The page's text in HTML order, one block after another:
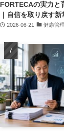
FORTECAの実力と
｜自信を取り戻す新
2026-06-21 健康管理